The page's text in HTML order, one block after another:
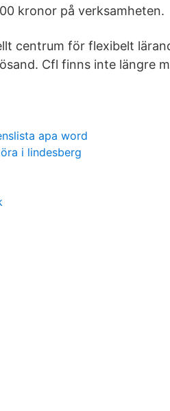
kronor på verksamheten.
centrum för flexibelt
Cfl finns inte längre
apa word
i lindesberg